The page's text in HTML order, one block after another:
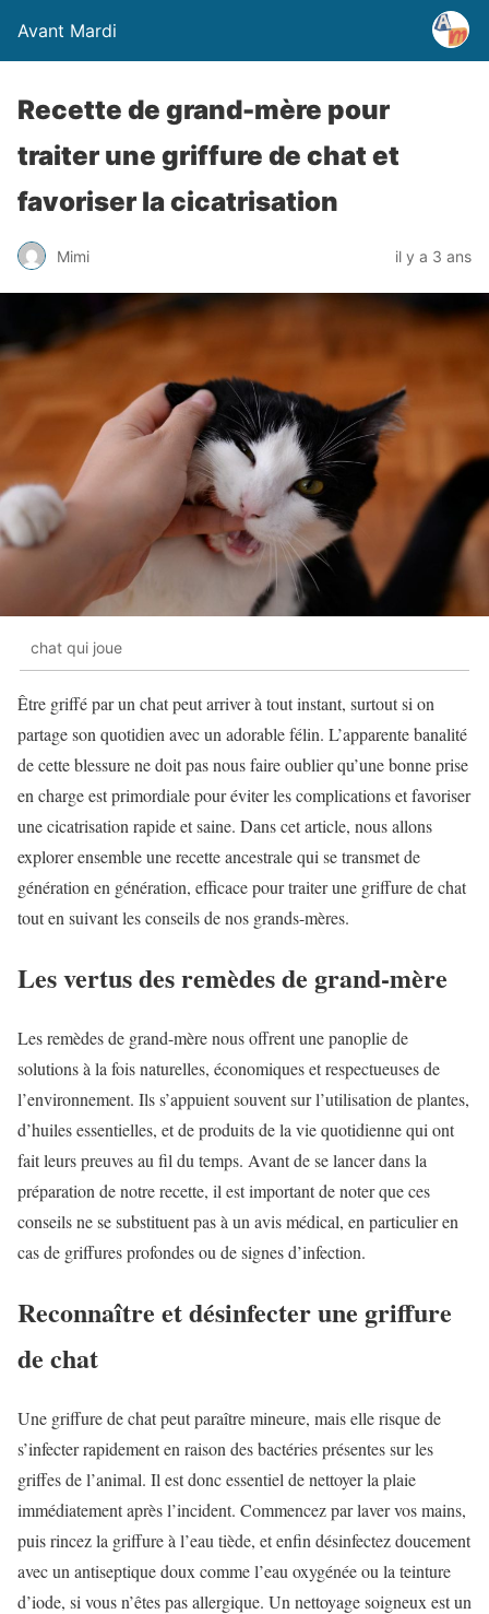
Avant Mardi
Recette de grand-mère pour
traiter une griffure de chat et
favoriser la cicatrisation
Mimi il y a 3 ans
chat qui joue
Être griffé par un chat peut arriver à tout instant, surtout si on
partage son quotidien avec un adorable félin. L’apparente banalité
de cette blessure ne doit pas nous faire oublier qu’une bonne prise
en charge est primordiale pour éviter les complications et favoriser
une cicatrisation rapide et saine. Dans cet article, nous allons
explorer ensemble une recette ancestrale qui se transmet de
génération en génération, efficace pour traiter une griffure de chat
tout en suivant les conseils de nos grands-mères.
Les vertus des remèdes de grand-mère
Les remèdes de grand-mère nous offrent une panoplie de
solutions à la fois naturelles, économiques et respectueuses de
l’environnement. Ils s’appuient souvent sur l’utilisation de plantes,
d’huiles essentielles, et de produits de la vie quotidienne qui ont
fait leurs preuves au fil du temps. Avant de se lancer dans la
préparation de notre recette, il est important de noter que ces
conseils ne se substituent pas à un avis médical, en particulier en
cas de griffures profondes ou de signes d’infection.
Reconnaître et désinfecter une griffure
de chat
Une griffure de chat peut paraître mineure, mais elle risque de
s’infecter rapidement en raison des bactéries présentes sur les
griffes de l’animal. Il est donc essentiel de nettoyer la plaie
immédiatement après l’incident. Commencez par laver vos mains,
puis rincez la griffure à l’eau tiède, et enfin désinfectez doucement
avec un antiseptique doux comme l’eau oxygénée ou la teinture
d’iode, si vous n’êtes pas allergique. Un nettoyage soigneux est un